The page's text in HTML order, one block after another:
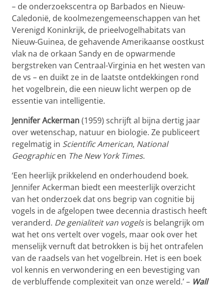
– de onderzoekscentra op Barbados en Nieuw-
Caledonië, de koolmezengemeenschappen van het
Verenigd Koninkrijk, de prieelvogelhabitats van
Nieuw-Guinea, de gehavende Amerikaanse oostkust
vlak na de orkaan Sandy en de opwarmende
bergstreken van Centraal-Virginia en het westen van
de vs – en duikt ze in de laatste ontdekkingen rond
het vogelbrein, die een nieuw licht werpen op de
essentie van intelligentie.
Jennifer Ackerman(1959) schrijft al bijna dertig jaar
over wetenschap, natuur en biologie. Ze publiceert
regelmatig in Scientific American, National
Geographicen The New York Times.
‘Een heerlijk prikkelend en onderhoudend boek.
Jennifer Ackerman biedt een meesterlijk overzicht
van het onderzoek dat ons begrip van cognitie bij
vogels in de afgelopen twee decennia drastisch heeft
veranderd. De genialiteit van vogelsis belangrijk om
wat het ons vertelt over vogels, maar ook over het
menselijk vernuft dat betrokken is bij het ontrafelen
van de raadsels van het vogelbrein. Het is een boek
vol kennis en verwondering en een bevestiging van
de verbluffende complexiteit van onze wereld.’ – Wall